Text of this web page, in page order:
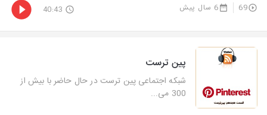
69 6 سال پیش 40:43
پین ترست
شبکه اجتماعی پین ترست در حال حاضر با بیش از
300 می...